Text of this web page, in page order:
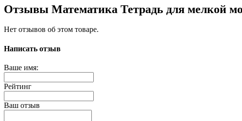
Отзывы Математика Тетрадь для мелкой
Нет отзывов об этом товаре.
Написать отзыв
Ваше имя:
Рейтинг
Ваш отзыв